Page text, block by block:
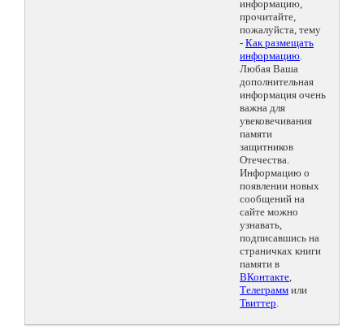
информацию,
прочитайте,
пожалуйста, тему
- Как размещать
информацию.
Любая Ваша
дополнительная
информация очень
важна для
увековечивания
памяти
защитников
Отечества.
Информацию о
появлении новых
сообщений на
сайте можно
узнавать,
подписавшись на
страничках книги
памяти в
ВКонтакте,
Телеграмм или
Твиттер.